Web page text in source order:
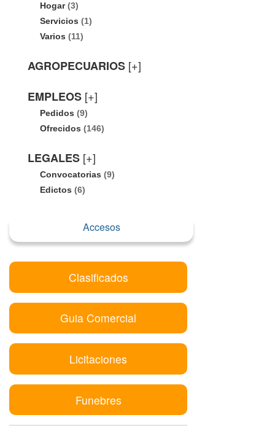
Hogar(3)
Servicios (1)
Varios (11)
AGROPECUARIOS [+]
EMPLEOS [+]
Pedidos (9)
Ofrecidos (146)
LEGALES [+]
Convocatorias (9)
Edictos (6)
Accesos
Clasificados
Guia Comercial
Licitaciones
Funebres